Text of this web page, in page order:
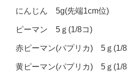
にんじん 5g(先端1cm位)
ピーマン 5ｇ(1/8コ)
赤ピーマン(パプリカ) 5ｇ(1/8
黄ピーマン(パプリカ) 5ｇ(1/8